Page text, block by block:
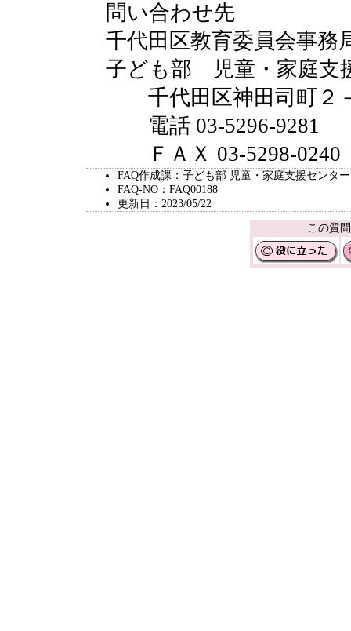
問い合わせ先
千代田区教育委員会事務
子ども部 児童・家庭支
千代田区神田司町２
電話 03-5296-9281
ＦＡＸ 03-5298-0240
FAQ作成課：子ども部 児童・家庭支援センター
FAQ-NO：FAQ00188
更新日：2023/05/22
この質